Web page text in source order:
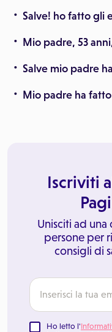
Salve! ho fatto gli
Mio padre, 53
Salve mio padre
Mio padre ha
Iscriviti
Unisciti ad
persone per
consigli di
Ho letto l'